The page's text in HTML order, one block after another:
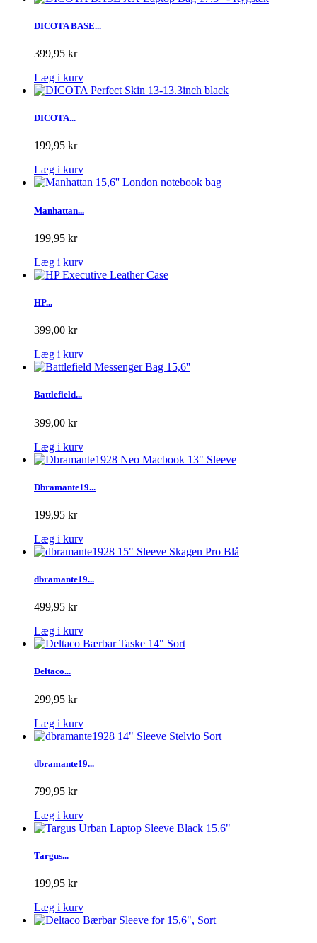
DICOTA BASE...
399,95 kr
Læg i kurv
DICOTA...
199,95 kr
Læg i kurv
Manhattan...
199,95 kr
Læg i kurv
HP...
399,00 kr
Læg i kurv
Battlefield...
399,00 kr
Læg i kurv
Dbramante19...
199,95 kr
Læg i kurv
dbramante19...
499,95 kr
Læg i kurv
Deltaco...
299,95 kr
Læg i kurv
dbramante19...
799,95 kr
Læg i kurv
Targus...
199,95 kr
Læg i kurv